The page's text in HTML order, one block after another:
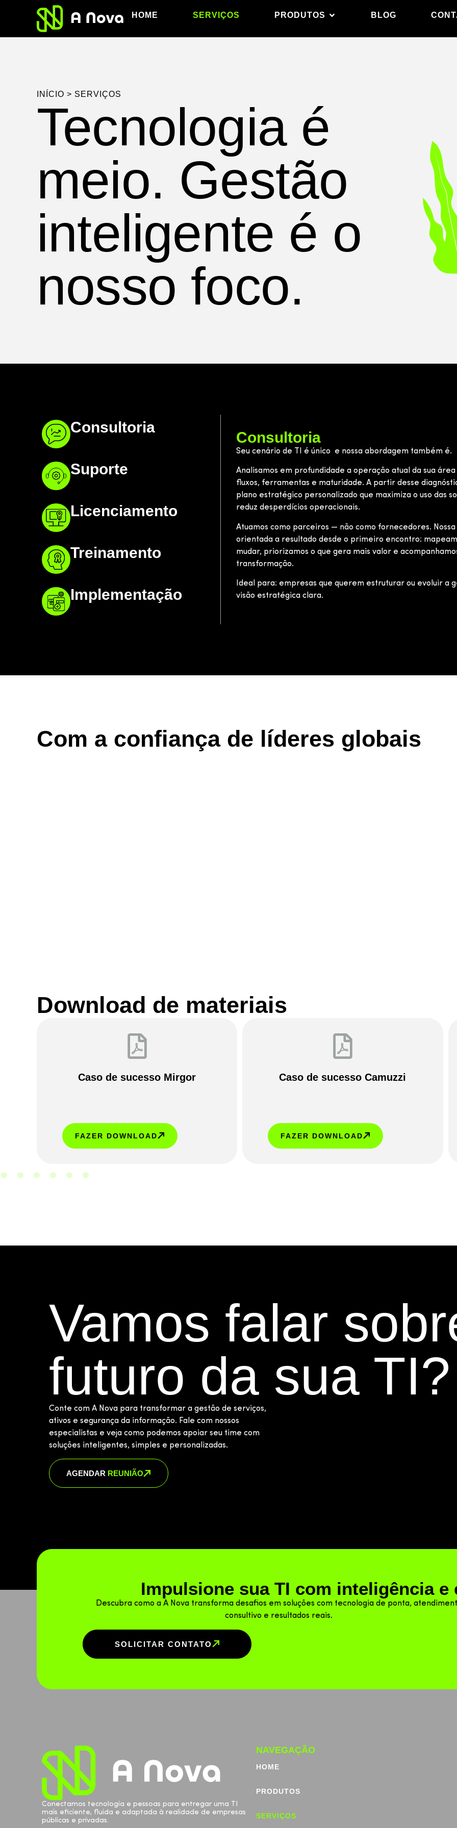
HOME SERVIÇOS PRODUTOS BLOG
INÍCIO > SERVIÇOS
Tecnologia é
meio. Gestão
inteligente é o
nosso foco.
Consultoria
Suporte
Licenciamento
Treinamento
Implementação
Consultoria
Seu cenário de TI é único e nossa abordagem também é.
Analisamos em profundidade a operação atual da sua
fluxos, ferramentas e maturidade. A partir desse
plano estratégico personalizado que maximiza o uso das
reduz desperdícios operacionais.
Atuamos como parceiros — não como fornecedores.
orientada a resultado desde o primeiro encontro:
mudar, priorizamos o que gera mais valor e
transformação.
Ideal para: empresas que querem estruturar ou evoluir a
visão estratégica clara.
Com a confiança de líderes globais​
Download de materiais
Caso de sucesso Mirgor
FAZER DOWNLOAD
Caso de sucesso Camuzzi
FAZER DOWNLOAD
Vamos falar
futuro da sua TI?
Conte com A Nova para transformar a gestão de serviços,
ativos e segurança da informação. Fale com nossos
especialistas e veja como podemos apoiar seu time com
soluções inteligentes, simples e personalizadas.
AGENDAR REUNIÃO
Impulsione sua TI com inteligência e
Descubra como a A Nova transforma desafios em soluções com tecnologia de ponta,
consultivo e resultados reais.
SOLICITAR CONTATO
Conectamos tecnologia e pessoas para entregar uma TI
mais eficiente, fluida e adaptada à realidade de empresas
públicas e privadas.
NAVEGAÇÃO
HOME
PRODUTOS
SERVIÇOS